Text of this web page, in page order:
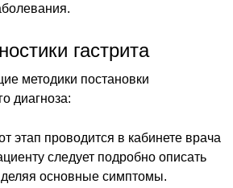
гастрита
методики постановки
диагноза:
этап проводится в кабинете врача
следует подробно описать
основные симптомы.